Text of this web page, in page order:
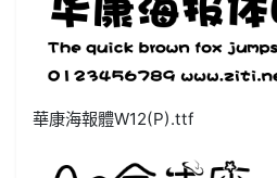
華康海報體W12(P).ttf